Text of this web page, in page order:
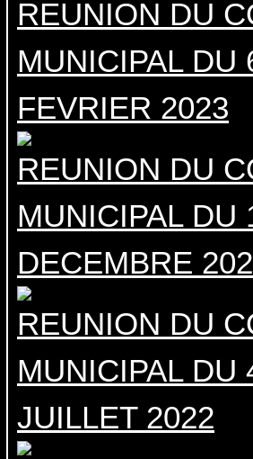
REUNION DU
MUNICIPAL DU
FEVRIER 2023
REUNION DU
MUNICIPAL DU
DECEMBRE
REUNION DU
MUNICIPAL DU
JUILLET 2022